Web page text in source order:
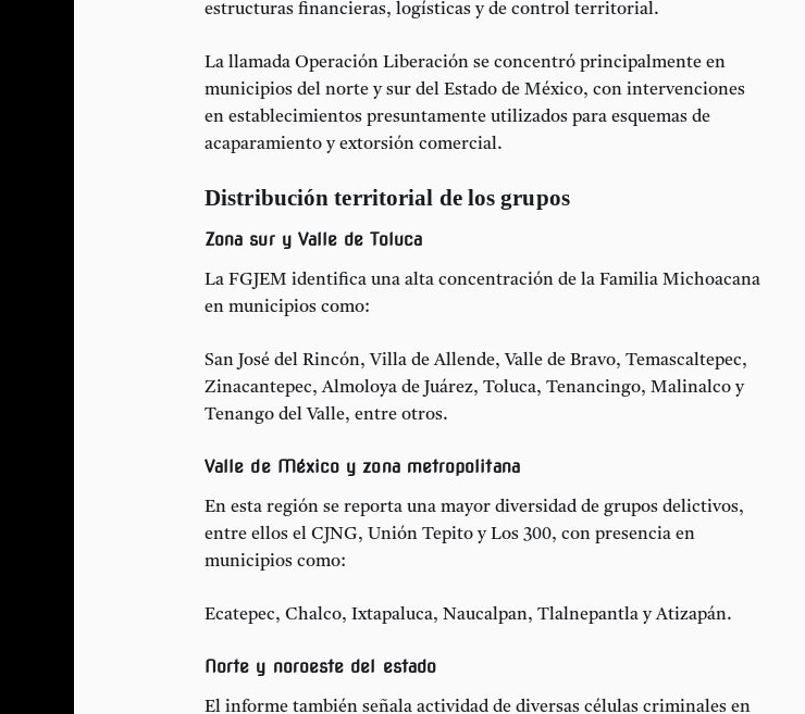
estructuras financieras, logísticas y de control territorial.
La llamada Operación Liberación se concentró principalmente en
municipios del norte y sur del Estado de México, con intervenciones
en establecimientos presuntamente utilizados para esquemas de
acaparamiento y extorsión comercial.
Distribución territorial de los grupos
Zona sur y Valle de Toluca
La FGJEM identifica una alta concentración de la Familia Michoacana
en municipios como:
San José del Rincón, Villa de Allende, Valle de Bravo, Temascaltepec,
Zinacantepec, Almoloya de Juárez, Toluca, Tenancingo, Malinalco y
Tenango del Valle, entre otros.
Valle de México y zona metropolitana
En esta región se reporta una mayor diversidad de grupos delictivos,
entre ellos el CJNG, Unión Tepito y Los 300, con presencia en
municipios como:
Ecatepec, Chalco, Ixtapaluca, Naucalpan, Tlalnepantla y Atizapán.
Norte y noroeste del estado
El informe también señala actividad de diversas células criminales en